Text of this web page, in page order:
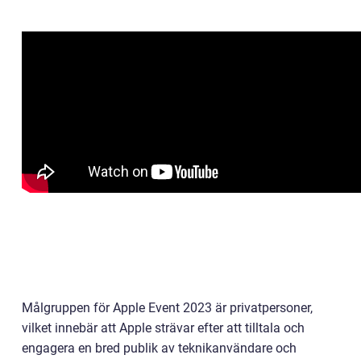
Målgruppen för Apple Event 2023 är privatpersoner,
vilket innebär att Apple strävar efter att tilltala och
engagera en bred publik av teknikanvändare och